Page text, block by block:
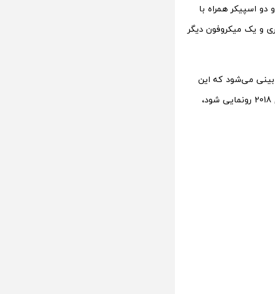
پایینی قرار گرفته و دو اسپیکر همراه با
دیده می‌شوند. جک هدفون استاندارد 3.5 میلی‌متری و یک میکروفون دیگر
می‌شود که این
موبایل با مشخصاتی مشابه نوکیا 5.1 و نوکیا 6.1 همراه باشد. اگر نوکیا 5.1 نیز در سال 2018 رونمایی شود،